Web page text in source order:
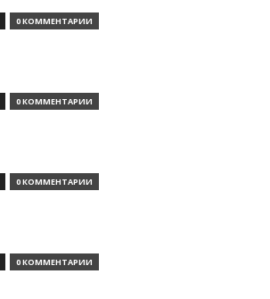
0 КОММЕНТАРИИ
0 КОММЕНТАРИИ
0 КОММЕНТАРИИ
0 КОММЕНТАРИИ